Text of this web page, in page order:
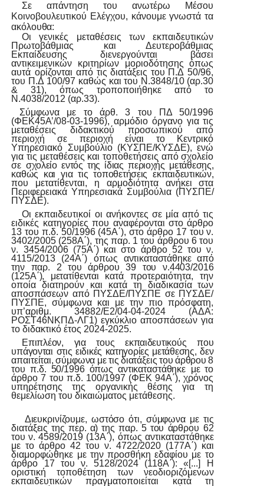
Σε απάντηση του ανωτέρω Μέσου
Κοινοβουλευτικού Ελέγχου, κάνουμε γνωστά τα
ακόλουθα:
Οι γενικές μεταθέσεις των εκπαιδευτικών
Πρωτοβάθμιας και Δευτεροβάθμιας
Εκπαίδευσης διενεργούνται βάσει
αντικειμενικών κριτηρίων μοριοδότησης όπως
αυτά ορίζονται από τις διατάξεις του Π.Δ 50/96,
του Π.Δ 100/97 καθώς και του Ν.3848/10 (αρ.30
& 31), όπως τροποποιήθηκε από το
Ν.4038/2012 (αρ.33).
Σύμφωνα με το άρθ. 3 του ΠΔ 50/1996
(ΦΕΚ45Α’/08-03-1996), αρμόδιο όργανο για τις
μεταθέσεις
διδακτικού προσωπικού
από
περιοχή σε περιοχή
είναι
το Κεντρικό
Υπηρεσιακό Συμβούλιο (ΚΥΣΠΕ/ΚΥΣΔΕ), ενώ
για τις μεταθέσεις και τοποθετήσεις από σχολείο
σε σχολείο εντός της ίδιας περιοχής μετάθεσης,
καθώς
και για τις τοποθετήσεις εκπαιδευτικών,
που μετατίθενται, η αρμοδιότητα ανήκει στα
Περιφερειακά Υπηρεσιακά Συμβούλια (ΠΥΣΠΕ/
ΠΥΣΔΕ).
Οι εκπαιδευτικοί οι ανήκοντες σε μία από τις
ειδικές κατηγορίες που αναφέρονται στο άρθρο
13 του π.δ. 50/1996 (45Α΄), στο άρθρο 17 του ν.
3402/2005 (258Α΄), της παρ. 1 του άρθρου 6 του
ν. 3454/2006 (75Α΄) και στο άρθρο 52 του ν.
4115/2013 (24Α΄) όπως αντικαταστάθηκε από
την
παρ. 2 του άρθρου 39 του
ν.4403/2016
(125Α΄),
μετατίθενται κατάπροτεραιότητα, την
οποία διατηρούν και κατά τη διαδικασία των
αποσπάσεων από ΠΥΣΔΕ/ΠΥΣΠΕ σε ΠΥΣΔΕ/
ΠΥΣΠΕ, σύμφωνα και με την πιο πρόσφατη,
υπ’αριθμ. 34882/Ε2/04-04-2024 (ΑΔΑ:
ΡΟΣΤ46ΝΚΠΔ-ΛΓ1) εγκύκλιο αποσπάσεων για
το διδακτικό έτος 2024-2025.
Επιπλέον, για
τους
εκπαιδευτικούς που
υπάγονται στις ειδικές κατηγορίες μετάθεσης, δεν
απαιτείται, σύμφωνα με τις διατάξεις του άρθρου 8
του π.δ. 50/1996 όπως αντικαταστάθηκε με το
άρθρο 7 του π.δ. 100/1997 (ΦΕΚ 94Α΄), χρόνος
υπηρέτησης
της οργανικής θέσης
για τη
θεμελίωση του δικαιώματος μετάθεσης.
Διευκρινίζουμε, ωστόσο ότι, σύμφωνα με τις
διατάξεις της περ. α) της παρ. 5 του άρθρου 62
του ν. 4589/2019 (13Α΄), όπως αντικαταστάθηκε
με το άρθρο 42 του ν. 4722/2020 (177Α΄) και
διαμορφώθηκε με την προσθήκη εδαφίου με το
άρθρο 17 του ν. 5128/2024 (118Α΄): «[...] Η
οριστική τοποθέτηση των νεοδιοριζόμενων
εκπαιδευτικών πραγματοποιείται κατά τη